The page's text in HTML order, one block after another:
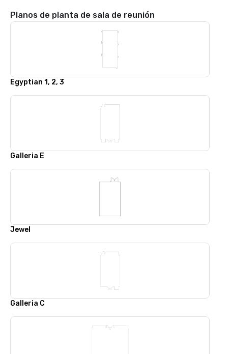
Planos de planta de sala de reunión
Egyptian 1, 2, 3
Galleria E
Jewel
Galleria C